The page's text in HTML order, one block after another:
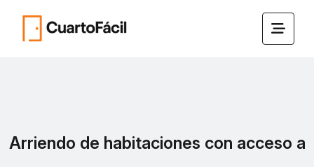
Arriendo de habitaciones con acceso a